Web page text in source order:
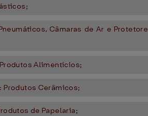
Câmaras de Ar e
Alimentícios;
Cerâmicos;
de Papelaria;